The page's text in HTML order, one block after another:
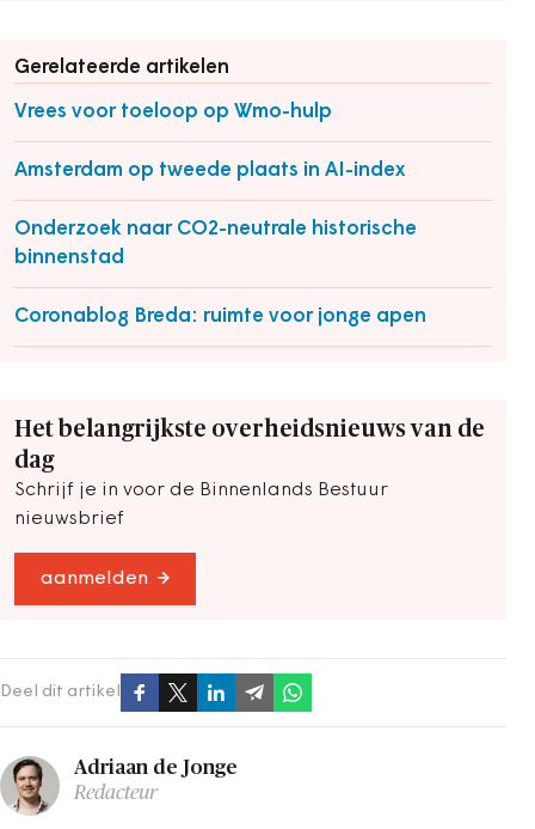
Gerelateerde artikelen
Vrees voor toeloop op Wmo-hulp
Amsterdam op tweede plaats in AI-index
Onderzoek naar CO2-neutrale historische
binnenstad
Coronablog Breda: ruimte voor jonge apen
Het belangrijkste overheidsnieuws van de
dag
Schrijf je in voor de Binnenlands Bestuur
nieuwsbrief
aanmelden
Deel dit artikel
Adriaan de Jonge
Redacteur